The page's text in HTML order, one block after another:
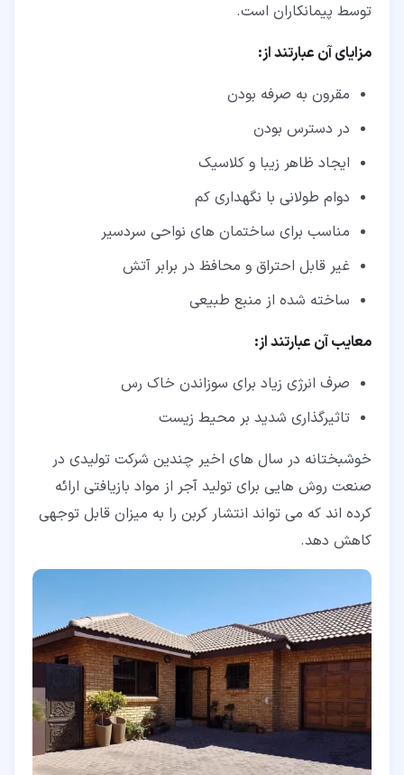
توسط پیمانکاران است.
مزایای آن عبارتند از:
مقرون به صرفه بودن
در دسترس بودن
ایجاد ظاهر زیبا و کلاسیک
دوام طولانی با نگهداری کم
مناسب برای ساختمان های نواحی سردسیر
غیر قابل احتراق و محافظ در برابر آتش
ساخته شده از منبع طبیعی
معایب آن عبارتند از:
صرف انرژی زیاد برای سوزاندن خاک رس
تاثیرگذاری شدید بر محیط زیست
خوشبختانه در سال های اخیر چندین شرکت تولیدی در
صنعت روش هایی برای تولید آجر از مواد بازیافتی ارائه
کرده اند که می تواند انتشار کربن را به میزان قابل توجهی
کاهش دهد.